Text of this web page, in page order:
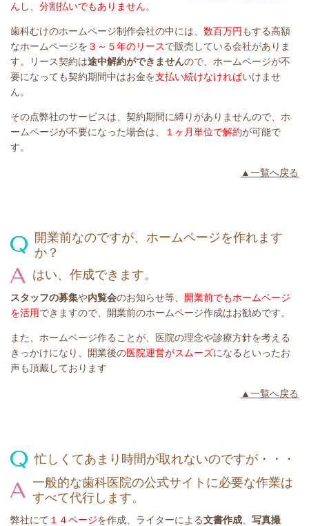
ん し、 分割払いでもありません。
歯科むけのホームページ制作会社の中には、 数百万円 もする高額
なホームページを ３～５年のリースで販売している会社がありま
す。リース契約は途中解約ができませんので、ホームページが不
要になっても契約期間中はお金を支払い続けなければいけませ
ん。
その点弊社のサービスは、契約期間に縛りがありませんので、ホ
ームページが不要になった場合は、
１ヶ月単位で解約が可能で
す。
▲一覧へ戻る
開業前なのですが、ホームページを作れます
か？
はい、作成できます。
スタッフの募集や内覧会のお知らせ等、 開業前でもホームページ
を活用できますので、開業前のホームページ作成はお勧めです。
また、ホームページ作ることが、医院の理念や診療方針を考える
きっかけになり、開業後の医院運営がスムーズになるといったお
声も頂戴しております
▲一覧へ戻る
忙しくてあまり時間が取れないのですが・・・
一般的な歯科医院の公式サイトに必要な作業は
すべて代行します。
弊社にて １４ページを作成、ライターによる文書作成
写真撮